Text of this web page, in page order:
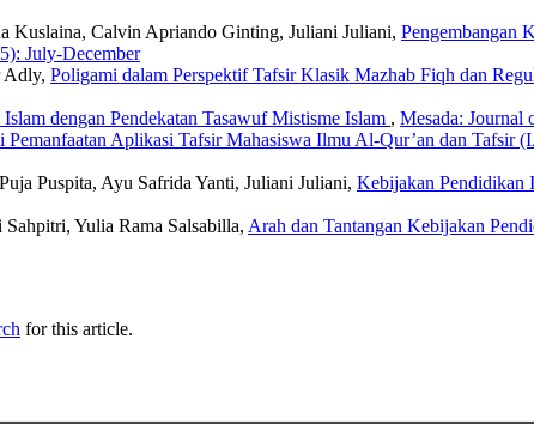
Kuslaina, Calvin Apriando Ginting, Juliani Juliani, Pengembangan
July-December
Adly, Poligami dalam Perspektif Tafsir Klasik Mazhab Fiqh dan
Islam dengan Pendekatan Tasawuf Mistisme Islam , Mesada: Journal
Pemanfaatan Aplikasi Tafsir Mahasiswa Ilmu Al-Qur’an dan Tafsir
Puspita, Ayu Safrida Yanti, Juliani Juliani, Kebijakan Pendidikan
Yulia Rama Salsabilla, Arah dan Tantangan Kebijakan
for this article.